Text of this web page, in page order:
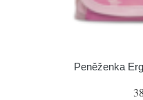
Peněženka